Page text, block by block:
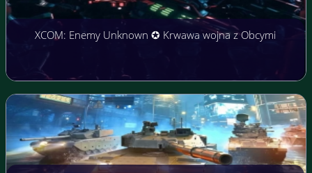
XCOM: Enemy Unknown ✪ Krwawa wojna z Obcymi